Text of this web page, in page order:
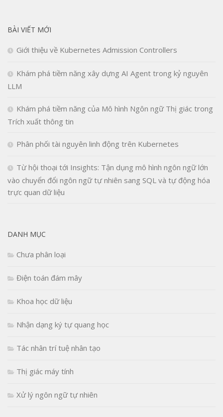
BÀI VIẾT MỚI
Giới thiệu về Kubernetes Admission Controllers
Khám phá tiềm năng xây dựng AI Agent trong kỷ nguyên
LLM
Khám phá tiềm năng của Mô hình Ngôn ngữ Thị giác trong
Trích xuất thông tin
Phân phối tài nguyên linh động trên Kubernetes
Từ hội thoại tới Insights: Tận dụng mô hình ngôn ngữ lớn
vào chuyển đổi ngôn ngữ tự nhiên sang SQL và tự động hóa
trực quan dữ liệu
DANH MỤC
Chưa phân loại
Điện toán đám mây
Khoa học dữ liệu
Nhận dạng ký tự quang học
Tác nhân trí tuệ nhân tạo
Thị giác máy tính
Xử lý ngôn ngữ tự nhiên